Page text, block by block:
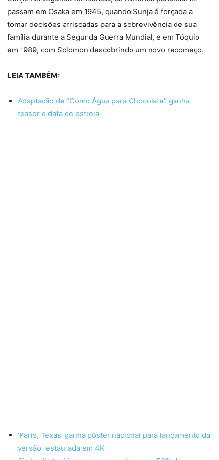
passam em Osaka em 1945, quando Sunja é forçada a
tomar decisões arriscadas para a sobrevivência de sua
família durante a Segunda Guerra Mundial, e em Tóquio
em 1989, com Solomon descobrindo um novo recomeço.
LEIA TAMBÉM:
Adaptação de “Como Água para Chocolate” ganha
teaser e data de estreia
‘Paris, Texas’ ganha pôster nacional para lançamento da
versão restaurada em 4K